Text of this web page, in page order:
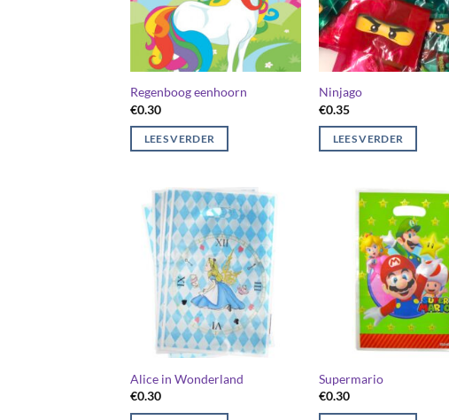
Regenboog eenhoorn
€0.30
LEES VERDER
Ninjago
€0.35
LEES VERDER
Alice in Wonderland
€0.30
Supermario
€0.30